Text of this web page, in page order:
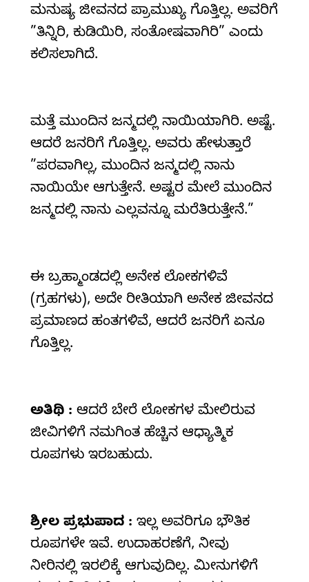
ಮನುಷ್ಯ ಜೀವನದ ಪ್ರಾಮುಖ್ಯ ಗೊತ್ತಿಲ್ಲ. ಅವರಿಗೆ
”ತಿನ್ನಿರಿ, ಕುಡಿಯಿರಿ, ಸಂತೋಷವಾಗಿರಿ” ಎಂದು
ಕಲಿಸಲಾಗಿದೆ.
ಮತ್ತೆ ಮುಂದಿನ ಜನ್ಮದಲ್ಲಿ ನಾಯಿಯಾಗಿರಿ. ಅಷ್ಟೆ.
ಆದರೆ ಜನರಿಗೆ ಗೊತ್ತಿಲ್ಲ. ಅವರು ಹೇಳುತ್ತಾರೆ
”ಪರವಾಗಿಲ್ಲ, ಮುಂದಿನ ಜನ್ಮದಲ್ಲಿ ನಾನು
ನಾಯಿಯೇ ಆಗುತ್ತೇನೆ. ಅಷ್ಟರ ಮೇಲೆ ಮುಂದಿನ
ಜನ್ಮದಲ್ಲಿ ನಾನು ಎಲ್ಲವನ್ನೂ ಮರೆತಿರುತ್ತೇನೆ.”
ಈ ಬ್ರಹ್ಮಾಂಡದಲ್ಲಿ ಅನೇಕ ಲೋಕಗಳಿವೆ
(ಗ್ರಹಗಳು), ಅದೇ ರೀತಿಯಾಗಿ ಅನೇಕ ಜೀವನದ
ಪ್ರಮಾಣದ ಹಂತಗಳಿವೆ, ಆದರೆ ಜನರಿಗೆ ಏನೂ
ಗೊತ್ತಿಲ್ಲ.
ಅತಿಥಿ : ಆದರೆ ಬೇರೆ ಲೋಕಗಳ ಮೇಲಿರುವ
ಜೀವಿಗಳಿಗೆ ನಮಗಿಂತ ಹೆಚ್ಚಿನ ಆಧ್ಯಾತ್ಮಿಕ
ರೂಪಗಳು ಇರಬಹುದು.
ಶ್ರೀಲ ಪ್ರಭುಪಾದ : ಇಲ್ಲ ಅವರಿಗೂ ಭೌತಿಕ
ರೂಪಗಳೇ ಇವೆ. ಉದಾಹರಣೆಗೆ, ನೀವು
ನೀರಿನಲ್ಲಿ ಇರಲಿಕ್ಕೆ ಆಗುವುದಿಲ್ಲ. ಮೀನುಗಳಿಗೆ